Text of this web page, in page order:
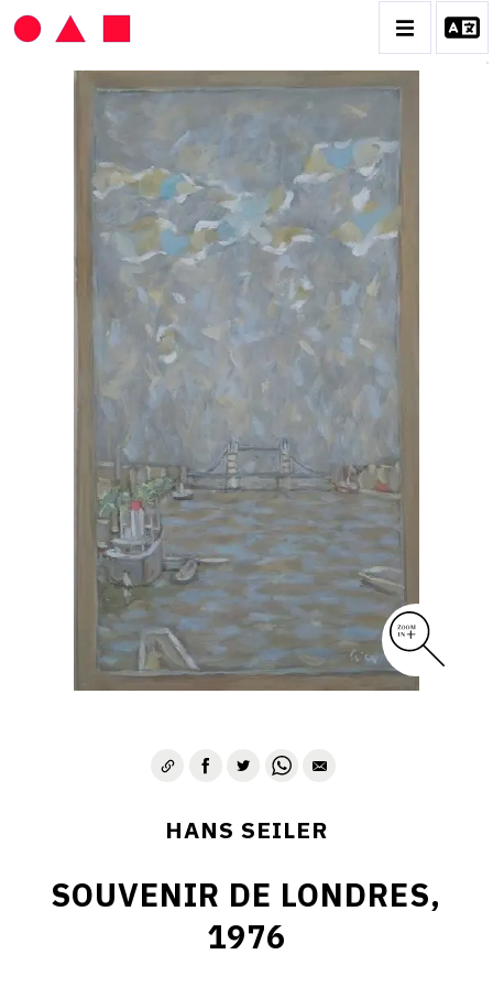
HANS SEILER
BIOGRAPHIE
CATALOGUE DES OEUVRES
VOL. 1 : LES PEINTURES
VOL. 2 : LES GOUACHES
VOL. 3 : CRAYONS DE COULEUR ET FUSAINS
CONTACT
HANS SEILER
SOUVENIR DE LONDRES,
1976